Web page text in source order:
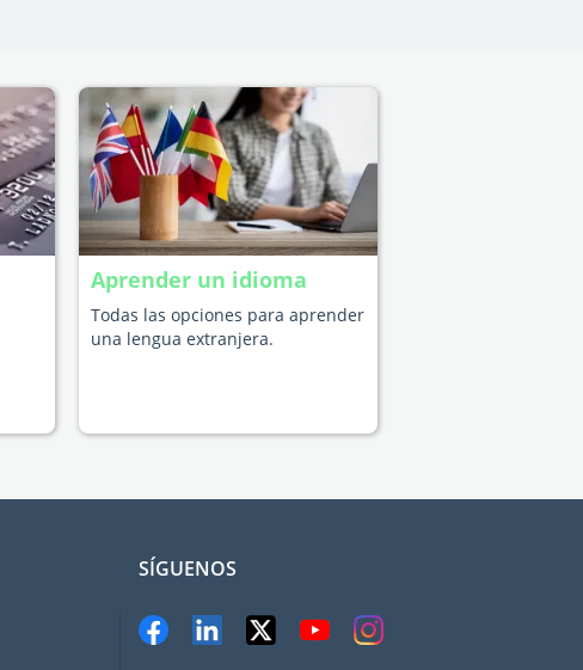
Aprender un idioma
Todas las opciones para aprender
una lengua extranjera.
SÍGUENOS